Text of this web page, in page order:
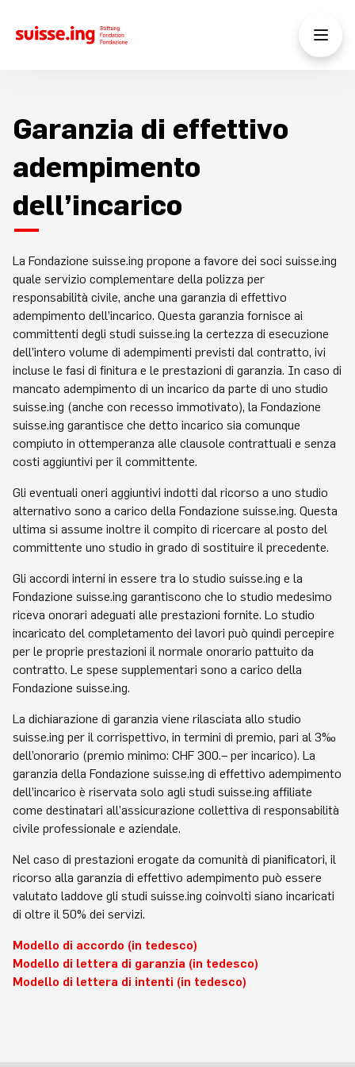
Garanzia di effettivo
adempimento
dell’incarico
La Fondazione suisse.ing propone a favore dei soci suisse.ing
quale servizio complementare della polizza per
responsabilità civile, anche una garanzia di effettivo
adempimento dell’incarico. Questa garanzia fornisce ai
committenti degli studi suisse.ing la certezza di esecuzione
dell’intero volume di adempimenti previsti dal contratto, ivi
incluse le fasi di finitura e le prestazioni di garanzia. In caso di
mancato adempimento di un incarico da parte di uno studio
suisse.ing (anche con recesso immotivato), la Fondazione
suisse.ing garantisce che detto incarico sia comunque
compiuto in ottemperanza alle clausole contrattuali e senza
costi aggiuntivi per il committente.
Gli eventuali oneri aggiuntivi indotti dal ricorso a uno studio
alternativo sono a carico della Fondazione suisse.ing. Questa
ultima si assume inoltre il compito di ricercare al posto del
committente uno studio in grado di sostituire il precedente.
Gli accordi interni in essere tra lo studio suisse.ing e la
Fondazione suisse.ing garantiscono che lo studio medesimo
riceva onorari adeguati alle prestazioni fornite. Lo studio
incaricato del completamento dei lavori può quindi percepire
per le proprie prestazioni il normale onorario pattuito da
contratto. Le spese supplementari sono a carico della
Fondazione suisse.ing.
La dichiarazione di garanzia viene rilasciata allo studio
suisse.ing per il corrispettivo, in termini di premio, pari al 3‰
dell’onorario (premio minimo: CHF 300.– per incarico). La
garanzia della Fondazione suisse.ing di effettivo adempimento
dell’incarico è riservata solo agli studi suisse.ing affiliate
come destinatari all’assicurazione collettiva di responsabilità
civile professionale e aziendale.
Nel caso di prestazioni erogate da comunità di pianificatori, il
ricorso alla garanzia di effettivo adempimento può essere
valutato laddove gli studi suisse.ing coinvolti siano incaricati
di oltre il 50% dei servizi.
Modello di accordo (in tedesco)
Modello di lettera di garanzia (in tedesco)
Modello di lettera di intenti (in tedesco)